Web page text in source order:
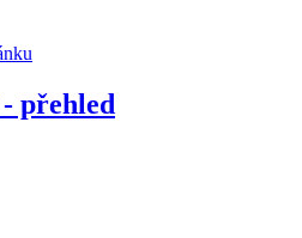
přehled